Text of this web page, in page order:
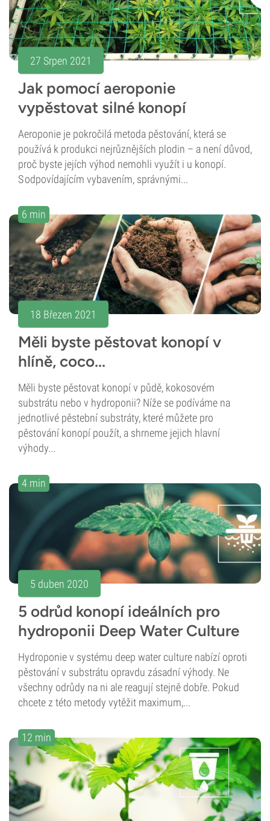
27 Srpen 2021
Jak pomocí aeroponie
vypěstovat silné konopí
Aeroponie je pokročilá metoda pěstování, která se
používá k produkci nejrůznějších plodin – a není důvod,
proč byste jejích výhod nemohli využít i u konopí.
S odpovídajícím vybavením, správnými...
6 min
18 Březen 2021
Měli byste pěstovat konopí v
hlíně, coco...
Měli byste pěstovat konopí v půdě, kokosovém
substrátu nebo v hydroponii? Níže se podíváme na
jednotlivé pěstební substráty, které můžete pro
pěstování konopí použít, a shrneme jejich hlavní
výhody...
4 min
5 duben 2020
5 odrůd konopí ideálních pro
hydroponii Deep Water Culture
Hydroponie v systému deep water culture nabízí oproti
pěstování v substrátu opravdu zásadní výhody. Ne
všechny odrůdy na ni ale reagují stejně dobře. Pokud
chcete z této metody vytěžit maximum,...
12 min